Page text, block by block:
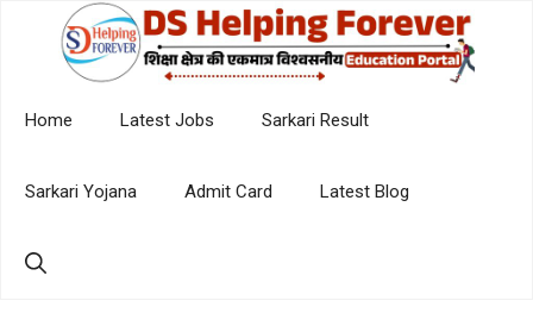
Home Latest Jobs Sarkari Result
Sarkari Yojana Admit Card Latest Blog